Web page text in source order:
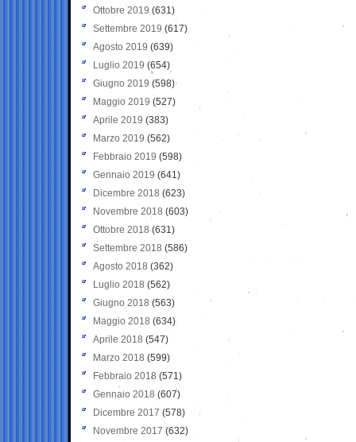
Ottobre 2019 (631)
Settembre 2019 (617)
Agosto 2019 (639)
Luglio 2019 (654)
Giugno 2019 (598)
Maggio 2019 (527)
Aprile 2019 (383)
Marzo 2019 (562)
Febbraio 2019 (598)
Gennaio 2019 (641)
Dicembre 2018 (623)
Novembre 2018 (603)
Ottobre 2018 (631)
Settembre 2018 (586)
Agosto 2018 (362)
Luglio 2018 (562)
Giugno 2018 (563)
Maggio 2018 (634)
Aprile 2018 (547)
Marzo 2018 (599)
Febbraio 2018 (571)
Gennaio 2018 (607)
Dicembre 2017 (578)
Novembre 2017 (632)